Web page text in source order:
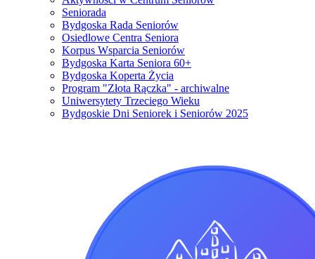
Seniorada
Bydgoska Rada Seniorów
Osiedlowe Centra Seniora
Korpus Wsparcia Seniorów
Bydgoska Karta Seniora 60+
Bydgoska Koperta Życia
Program "Złota Rączka" - archiwalne
Uniwersytety Trzeciego Wieku
Bydgoskie Dni Seniorek i Seniorów 2025